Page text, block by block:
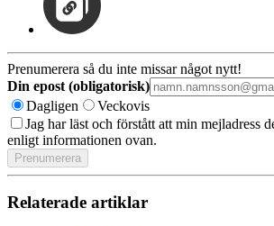
Prenumerera så du inte missar något nytt!
Din epost (obligatorisk)
Dagligen
Veckovis
Jag har läst och förstått att min mejladress
enligt informationen ovan.
Relaterade artiklar